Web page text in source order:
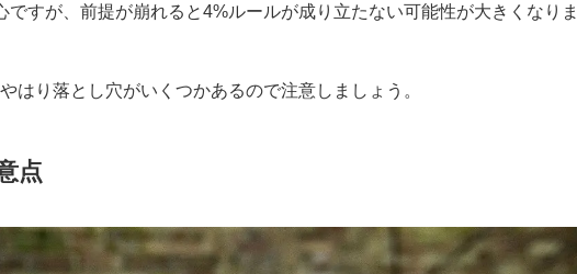
ですが、前提が崩れると4%ルールが成り立たない可能性が大きくなり
はり落とし穴がいくつかあるので注意しましょう。
点